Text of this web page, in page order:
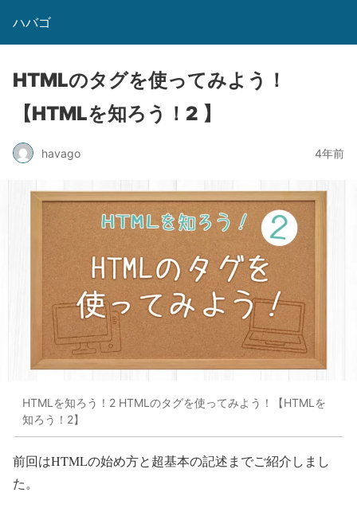
ハバゴ
HTMLのタグを使ってみよう！
【HTMLを知ろう！2 】
havago 4年前
HTMLを知ろう！2 HTMLのタグを使ってみよう！【HTMLを
知ろう！2】
前回はHTMLの始め方と超基本の記述までご紹介しまし
た。